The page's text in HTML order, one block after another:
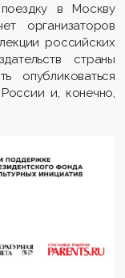
в Москву
организаторов
российских
страны
опубликоваться
и, конечно,